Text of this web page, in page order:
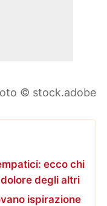
© stock.adobe
ecco chi
degli altri
ispirazione